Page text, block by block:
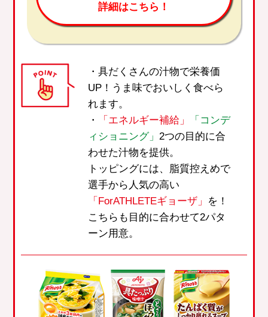
詳細はこちら！
・具だくさんの汁物で栄養価
UP！うま味でおいしく食べら
れます。
・
「エネルギー補給」
「コンデ
ィショニング」2つの目的に合
わせた汁物を提供。
トッピングには、脂質控えめで
選手から人気の高い
「ForATHLETEギョーザ」 を！
こちらも目的に合わせて2パタ
ーン用意。